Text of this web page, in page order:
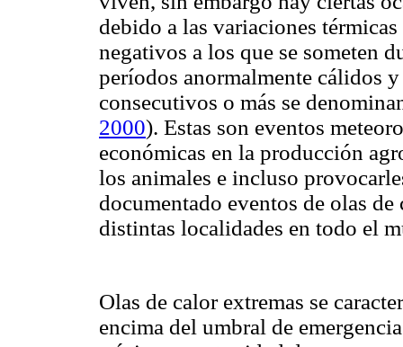
debido a las variaciones
negativos a los que se someten
períodos anormalmente cálidos
consecutivos o más se
2000). Estas son eventos
económicas en la producción
los animales e incluso
documentado eventos de olas
distintas localidades en todo el
Olas de calor extremas se
encima del umbral de